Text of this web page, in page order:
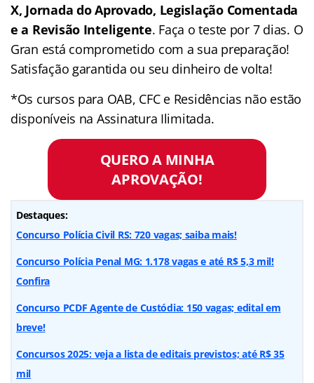
X, Jornada do Aprovado, Legislação Comentada
e a Revisão Inteligente. Faça o teste por 7 dias. O
Gran está comprometido com a sua preparação!
Satisfação garantida ou seu dinheiro de volta!
*Os cursos para OAB, CFC e Residências não estão
disponíveis na Assinatura Ilimitada.
QUERO A MINHA
APROVAÇÃO!
Destaques:
Concurso Polícia Civil RS: 720 vagas; saiba mais!
Concurso Polícia Penal MG: 1.178 vagas e até R$ 5,3 mil!
Confira
Concurso PCDF Agente de Custódia: 150 vagas; edital em
breve!
Concursos 2025: veja a lista de editais previstos; até R$ 35
mil